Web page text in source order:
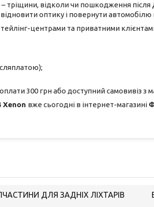
тріщини, відколи чи пошкодження після
оптику і повернути автомобілю
центрами та приватними клієнтами
300 грн або доступний самовивіз з
Xenon вже сьогодні в інтернет-магазині
ДЛЯ ЗАДНІХ ЛІХТАРІВ